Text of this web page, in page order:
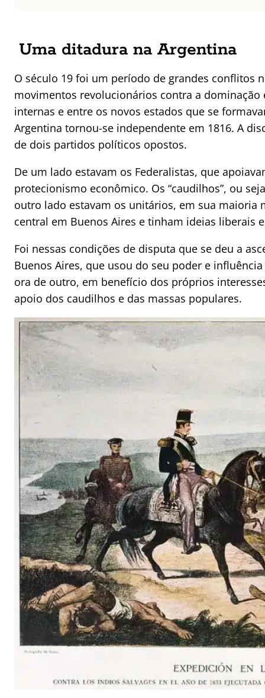
Uma ditadura na Argentina
O século 19 foi um período de grandes conflitos
movimentos revolucionários contra a
internas e entre os novos estados que se
Argentina tornou-se independente em 1816. A
de dois partidos políticos opostos.
De um lado estavam os Federalistas, que
protecionismo econômico. Os “caudilhos”, ou
outro lado estavam os unitários, em sua
central em Buenos Aires e tinham ideias liberais
Foi nessas condições de disputa que se deu a
Buenos Aires, que usou do seu poder e
ora de outro, em benefício dos próprios
apoio dos caudilhos e das massas populares.